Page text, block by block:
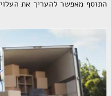
התוסף מאפשר להעריך את